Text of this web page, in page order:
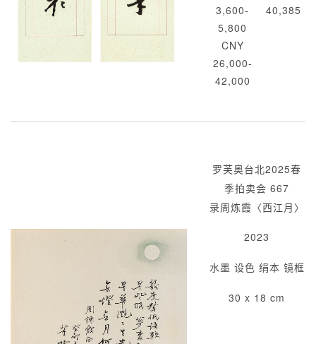
3,600-
5,800
CNY
26,000-
42,000
40,385
罗芙奥台北2025春
季拍卖会 667
录周炼霞〈西江月〉
2023
水墨 设色 绢本 镜框
30 x 18 cm